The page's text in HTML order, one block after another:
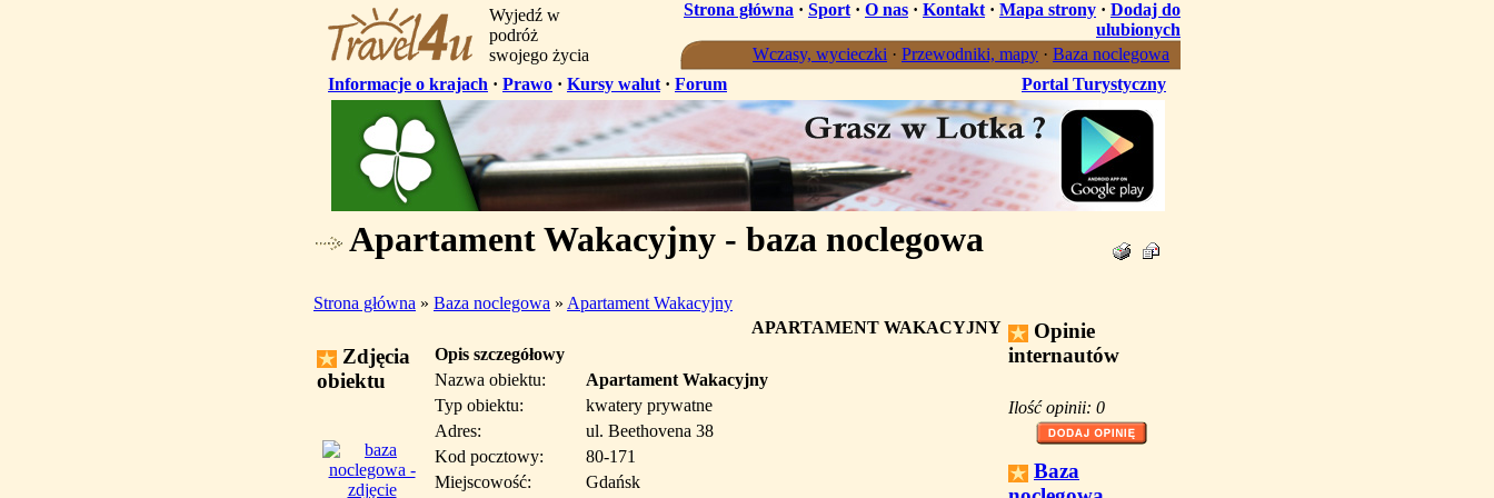
Wyjedź w
podróż
swojego życia
Strona główna · Sport · O nas · Kontakt · Mapa strony · Dodaj do
ulubionych
Wczasy, wycieczki · Przewodniki, mapy · Baza noclegowa
Informacje o krajach · Prawo · Kursy walut · Forum Portal Turystyczny
Apartament Wakacyjny - baza noclegowa
Strona główna » Baza noclegowa » Apartament Wakacyjny
APARTAMENT WAKACYJNY
Zdjęcia
obiektu
Opis szczegółowy
Nazwa obiektu:
Apartament Wakacyjny
Typ obiektu:
kwatery prywatne
Adres:
ul. Beethovena 38
Kod pocztowy:
80-171
Miejscowość:
Gdańsk
Opinie
internautów
Ilość opinii: 0
Baza